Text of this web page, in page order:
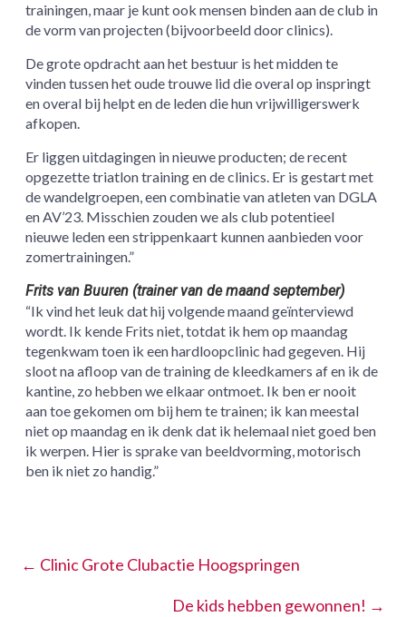
trainingen, maar je kunt ook mensen binden aan de club in
de vorm van projecten (bijvoorbeeld door clinics).
De grote opdracht aan het bestuur is het midden te
vinden tussen het oude trouwe lid die overal op inspringt
en overal bij helpt en de leden die hun vrijwilligerswerk
afkopen.
Er liggen uitdagingen in nieuwe producten; de recent
opgezette triatlon training en de clinics. Er is gestart met
de wandelgroepen, een combinatie van atleten van DGLA
en AV’23. Misschien zouden we als club potentieel
nieuwe leden een strippenkaart kunnen aanbieden voor
zomertrainingen.”
Frits van Buuren (trainer van de maand september)
“Ik vind het leuk dat hij volgende maand geïnterviewd
wordt. Ik kende Frits niet, totdat ik hem op maandag
tegenkwam toen ik een hardloopclinic had gegeven. Hij
sloot na afloop van de training de kleedkamers af en ik de
kantine, zo hebben we elkaar ontmoet. Ik ben er nooit
aan toe gekomen om bij hem te trainen; ik kan meestal
niet op maandag en ik denk dat ik helemaal niet goed ben
ik werpen. Hier is sprake van beeldvorming, motorisch
ben ik niet zo handig.”
← Clinic Grote Clubactie Hoogspringen
De kids hebben gewonnen! →